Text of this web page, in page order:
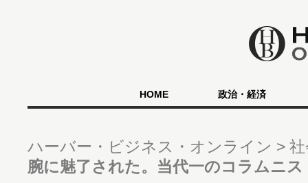
HOME 政治・経済
ハーバー・ビジネス・オンライン
腕に魅了された。当代一のコラムニ